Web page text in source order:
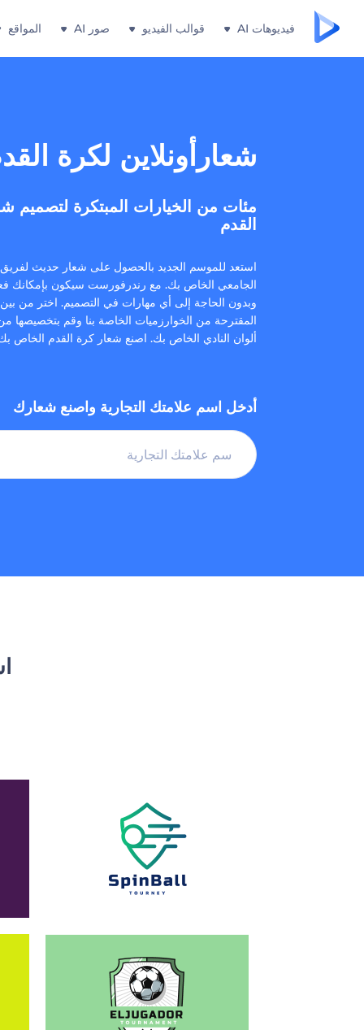
فيديوهات AI قوالب الفيديو صور AI المواقع
شعارأونلاين لكرة
مئات من الخيارات المبتكرة لتصميم
القدم
استعد للموسم الجديد بالحصول على شعار حديث
الجامعي الخاص بك. مع رندرفورست سيكون بإمكانك
وبدون الحاجة إلى أي مهارات في التصميم. اختر من
المقترحة من الخوارزميات الخاصة بنا وقم بتخصيصها
ألوان النادي الخاص بك. اصنع شعار كرة القدم الخاص
أدخل اسم علامتك التجارية واصنع شعارك